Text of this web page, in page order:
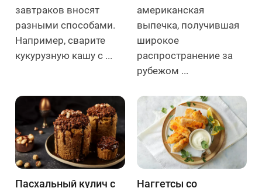
завтраков вносят
разными способами.
Например, сварите
кукурузную кашу с ...
американская
выпечка, получившая
широкое
распространение за
рубежом ...
Пасхальный кулич с
Наггетсы со